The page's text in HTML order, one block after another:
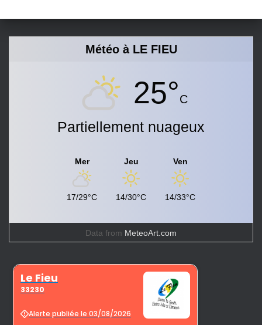
Météo à LE FIEU
25°C
Partiellement nuageux
Mer
17/29°C
Jeu
14/30°C
Ven
14/33°C
Data from MeteoArt.com